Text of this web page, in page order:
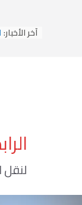
آخر الأخبار: